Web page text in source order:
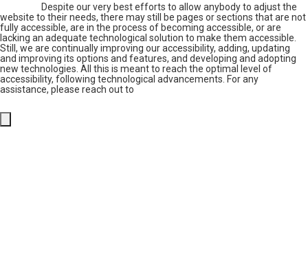
Despite our very best efforts to allow anybody to adjust the
website to their needs, there may still be pages or sections that are not
fully accessible, are in the process of becoming accessible, or are
lacking an adequate technological solution to make them accessible.
Still, we are continually improving our accessibility, adding, updating
and improving its options and features, and developing and adopting
new technologies. All this is meant to reach the optimal level of
accessibility, following technological advancements. For any
assistance, please reach out to